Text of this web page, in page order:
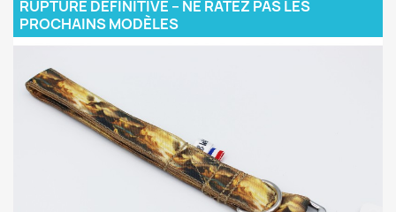
RUPTURE DÉFINITIVE – NE RATEZ PAS LES
PROCHAINS MODÈLES